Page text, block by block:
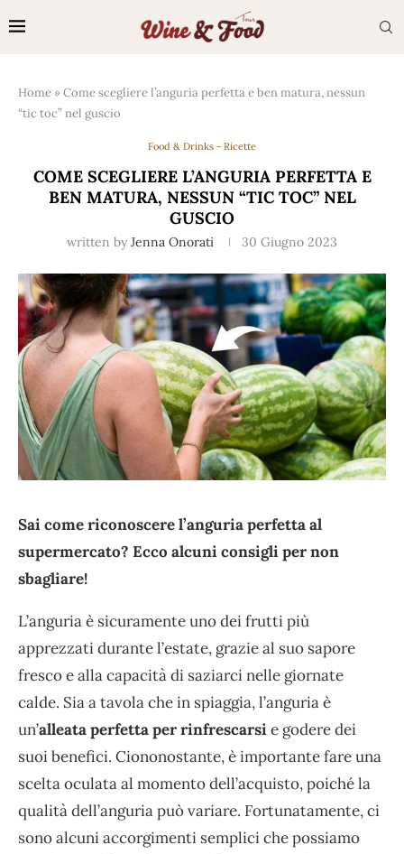
Home »Come scegliere l’anguria perfetta e ben matura, nessun
“tic toc” nel guscio
Food & Drinks - Ricette
COME SCEGLIERE L’ANGURIA PERFETTA E
BEN MATURA, NESSUN “TIC TOC” NEL
GUSCIO
written by Jenna Onorati 30 Giugno 2023
Sai come riconoscere l’anguria perfetta al
supermercato? Ecco alcuni consigli per non
sbagliare!
L’anguria è sicuramente uno dei frutti più
apprezzati durante l’estate, grazie al suo sapore
fresco e alla capacità di saziarci nelle giornate
calde. Sia a tavola che in spiaggia, l’anguria è
un’alleata perfetta per rinfrescarsie godere dei
suoi benefici. Ciononostante, è importante fare una
scelta oculata al momento dell’acquisto, poiché la
qualità dell’anguria può variare. Fortunatamente, ci
sono alcuni accorgimenti semplici che possiamo